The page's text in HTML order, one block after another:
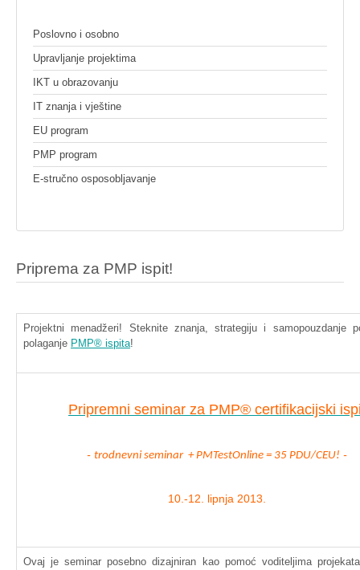
Poslovno i osobno
Upravljanje projektima
IKT u obrazovanju
IT znanja i vještine
EU program
PMP program
E-stručno osposobljavanje
Priprema za PMP ispit!
Projektni menadžeri! Steknite znanja, strategiju i samopouzdanje
polaganje PMP® ispita!
Pripremni seminar za PMP® certifikacijski
- trodnevni seminar +PMTestOnline = 35 PDU/CEU! -
10.-12. lipnja 2013.
Ovaj je seminarposebno dizajniran kao pomoć voditeljima projekata